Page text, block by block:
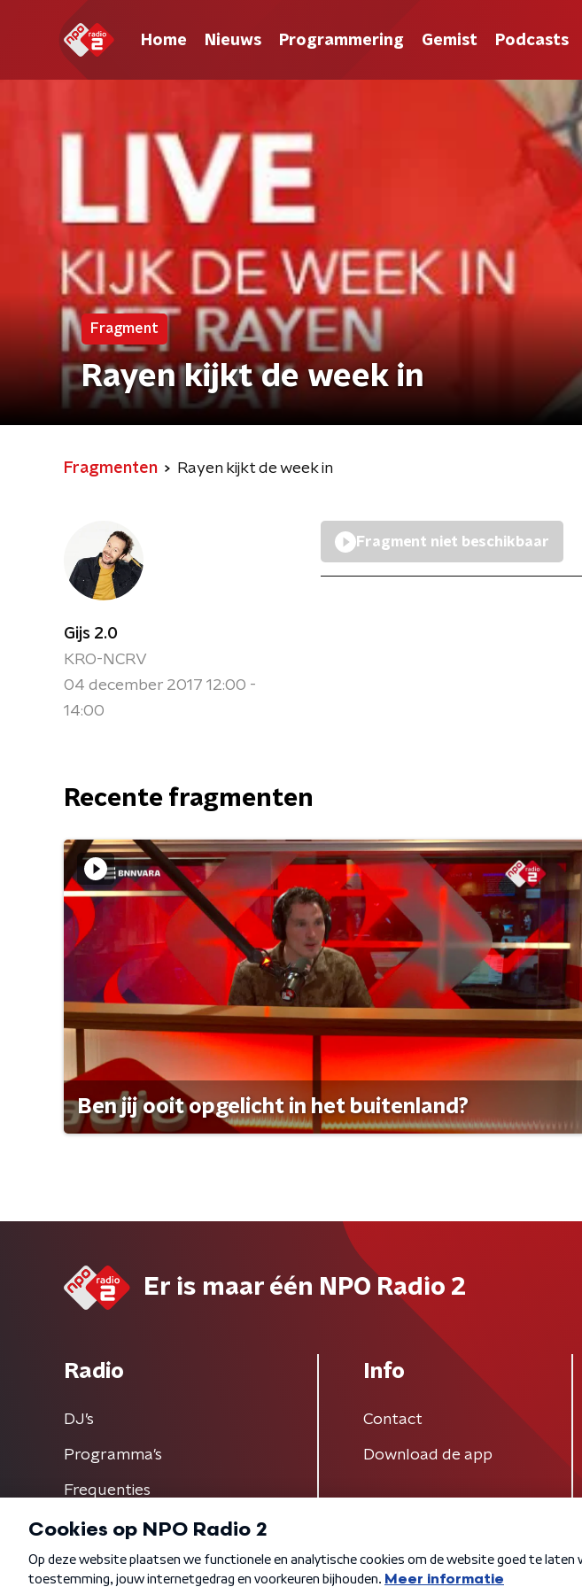
Home Nieuws Programmering Gemist Podcasts
Fragment
Rayen kijkt de week in
Fragmenten Rayen kijkt de week in
Gijs 2.0
KRO-NCRV
04 december 2017 12:00 -
14:00
Fragment niet beschikbaar
Recente fragmenten
Ben jij ooit opgelicht in het buitenland?
Er is maar één NPO Radio 2
Radio
DJ’s
Programma's
Frequenties
Info
Contact
Download de app